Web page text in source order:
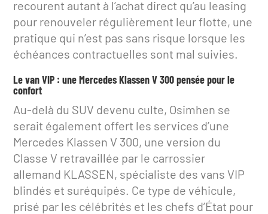
recourent autant à l’achat direct qu’au leasing
pour renouveler régulièrement leur flotte, une
pratique qui n’est pas sans risque lorsque les
échéances contractuelles sont mal suivies.
Le van VIP : une Mercedes Klassen V 300 pensée pour le
confort
Au-delà du SUV devenu culte, Osimhen se
serait également offert les services d’une
Mercedes Klassen V 300, une version du
Classe V retravaillée par le carrossier
allemand KLASSEN, spécialiste des vans VIP
blindés et suréquipés. Ce type de véhicule,
prisé par les célébrités et les chefs d’État pour